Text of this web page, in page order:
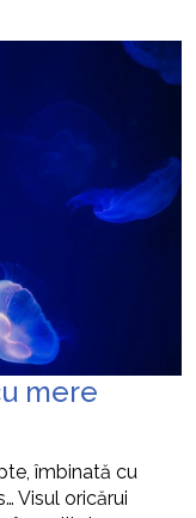
mere
îmbinată cu
Visul oricărui